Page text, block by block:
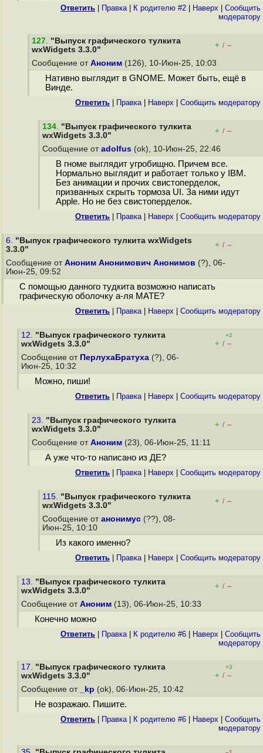
Ответить Правка| К родителю #2 Наверх
Cообщить
модератору
127. "Выпуск графического тулкита
wxWidgets 3.3.0"
+ / –
Сообщение от Аноним (126), 10-Июн-25, 10:03
Нативно выглядит в GNOME. Может быть, ещё в
Винде.
Ответить Правка| Наверх Cообщить модератору
134. "Выпуск графического тулкита
wxWidgets 3.3.0"
+ / –
Сообщение от adolfus (ok), 10-Июн-25, 22:46
В гноме выглядит угробищно. Причем все.
Нормально выглядит и работает только у IBM.
Без анимации и прочих свистоперделок,
призванных скрыть тормоза UI. За ними идут
Apple. Но не без свистоперделок.
Ответить Правка| Наверх Cообщить модератору
6. "Выпуск графического тулкита wxWidgets
3.3.0"
+ / –
Сообщение от Аноним Анонимович Анонимов (?), 06-
Июн-25, 09:52
С помощью данного тудкита возможно написать
графическую оболочку а-ля MATE?
Ответить Правка| Наверх Cообщить модератору
12. "Выпуск графического тулкита
wxWidgets 3.3.0"
+2
+ / –
Сообщение от ПерлухаБратуха (?), 06-
Июн-25, 10:32
Можно, пиши!
Ответить Правка| Наверх Cообщить модератору
23. "Выпуск графического тулкита
wxWidgets 3.3.0"
+ / –
Сообщение от Аноним (23), 06-Июн-25, 11:11
А уже что-то написано из ДЕ?
Ответить Правка| Наверх Cообщить модератору
115. "Выпуск графического тулкита
wxWidgets 3.3.0"
+ / –
Сообщение от анонимус (??), 08-
Июн-25, 10:10
Из какого именно?
Ответить Правка| Наверх Cообщить модератору
13. "Выпуск графического тулкита
wxWidgets 3.3.0"
+ / –
Сообщение от Аноним (13), 06-Июн-25, 10:33
Конечно можно
Ответить Правка| К родителю #6 Наверх
Cообщить
модератору
17. "Выпуск графического тулкита
wxWidgets 3.3.0"
+3
+ / –
Сообщение от
_kp (ok), 06-Июн-25, 10:42
Не возражаю. Пишите.
Ответить Правка| К родителю #6 Наверх
Cообщить
модератору